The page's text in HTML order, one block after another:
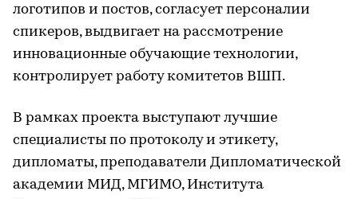
логотипов и постов, согласует персоналии
спикеров, выдвигает на рассмотрение
инновационные обучающие технологии,
контролирует работу комитетов ВШП.
В рамках проекта выступают лучшие
специалисты по протоколу и этикету,
дипломаты, преподаватели Дипломатической
академии МИД, МГИМО, Института